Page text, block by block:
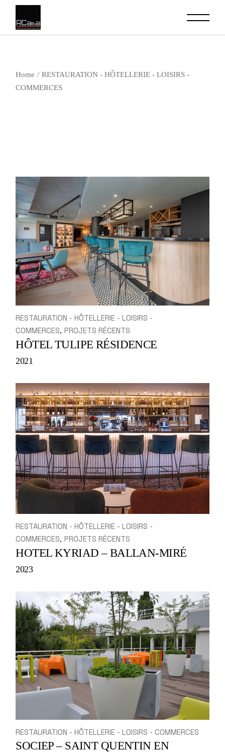
content
Home
RESTAURATION - HÔTELLERIE - LOISIRS -
COMMERCES
RESTAURATION - HÔTELLERIE - LOISIRS -
COMMERCES PROJETS RÉCENTS
HÔTEL TULIPE RÉSIDENCE
2021
RESTAURATION - HÔTELLERIE - LOISIRS -
COMMERCES PROJETS RÉCENTS
HOTEL KYRIAD – BALLAN-MIRÉ
2023
RESTAURATION - HÔTELLERIE - LOISIRS - COMMERCES
SOCIEP – SAINT QUENTIN EN